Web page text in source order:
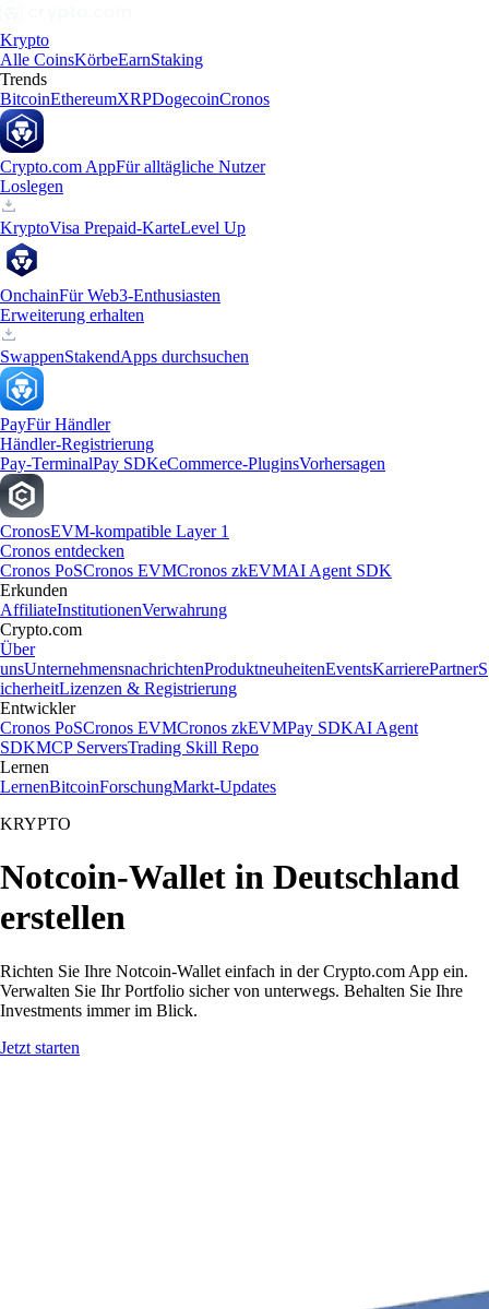
Krypto
Alle CoinsKörbeEarnStaking
Trends
BitcoinEthereumXRPDogecoinCronos
Crypto.com AppFür alltägliche Nutzer
Loslegen
KryptoVisa Prepaid-KarteLevel Up
OnchainFür Web3-Enthusiasten
Erweiterung erhalten
SwappenStakendApps durchsuchen
PayFür Händler
Händler-Registrierung
Pay-TerminalPay SDKeCommerce-PluginsVorhersagen
CronosEVM-kompatible Layer 1
Cronos entdecken
Cronos PoSCronos EVMCronos zkEVMAI Agent SDK
Erkunden
AffiliateInstitutionenVerwahrung
Crypto.com
Über
unsUnternehmensnachrichtenProduktneuheitenEventsKarrierePartnerS
icherheitLizenzen & Registrierung
Entwickler
Cronos PoSCronos EVMCronos zkEVMPay SDKAI Agent
SDKMCP ServersTrading Skill Repo
Lernen
LernenBitcoinForschungMarkt-Updates
KRYPTO
Notcoin-Wallet in Deutschland
erstellen
Richten Sie Ihre Notcoin-Wallet einfach in der Crypto.com App ein.
Verwalten Sie Ihr Portfolio sicher von unterwegs. Behalten Sie Ihre
Investments immer im Blick.
Jetzt starten